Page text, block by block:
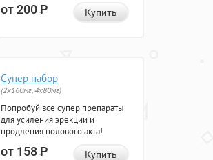
от 200Р Купить
Супер набор
(2х160мг, 4х80мг)
Попробуй все супер препараты
для усиления эрекции и
продления полового акта!
от 158Р Купить